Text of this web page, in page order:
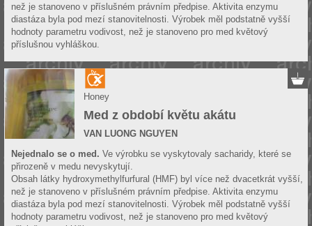
než je stanoveno v příslušném právním předpise. Aktivita enzymu
diastáza byla pod mezí stanovitelnosti. Výrobek měl podstatně vyšší
hodnoty parametru vodivost, než je stanoveno pro med květový
příslušnou vyhláškou.
Honey
Med z období květu akátu
VAN LUONG NGUYEN
Nejednalo se o med. Ve výrobku se vyskytovaly sacharidy, které se
přirozeně v medu nevyskytují.
Obsah látky hydroxymethylfurfural (HMF) byl více než dvacetkrát vyšší,
než je stanoveno v příslušném právním předpise. Aktivita enzymu
diastáza byla pod mezí stanovitelnosti. Výrobek měl podstatně vyšší
hodnoty parametru vodivost, než je stanoveno pro med květový